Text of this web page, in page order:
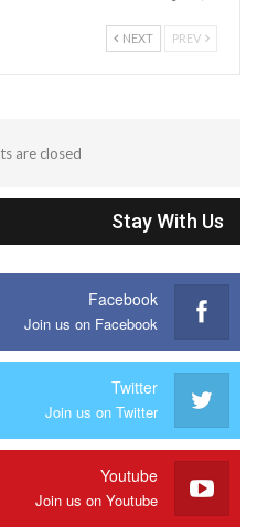
NEXT
are closed.
Stay With Us
Facebook
Join us on Facebook
Twitter
Join us on Twitter
Youtube
Join us on Youtube